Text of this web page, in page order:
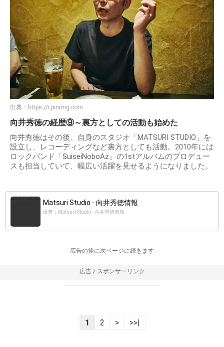
出典： https://i.pinimg.com
向井秀徳の経歴⑨～裏方としての活動も始めた
向井秀徳はその後、自身のスタジオ「MATSURI STUDIO」を
設立し、レコーディングなど裏方としても活動。2010年には
ロックバンド「SuiseiNoboAz」の1stアルバムのプロデュー
スも担当していて、幅広い活躍を見せるようになりました。
Matsuri Studio - 向井秀徳情報
出典：Matsuri Studio - 向井秀徳情報
-----------------広告の後に次ページに続きます-----------------
広告 / スポンサーリンク
----------------------------------------------------------------
1 2 > >>|